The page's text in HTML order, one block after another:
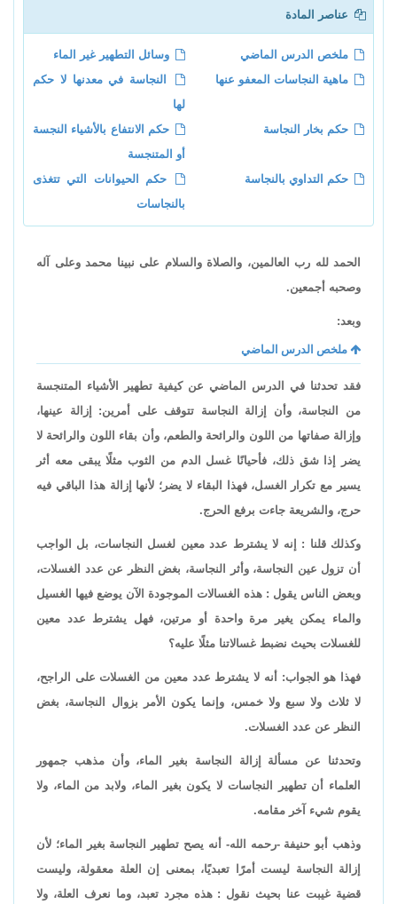
عناصر المادة
ملخص الدرس الماضي
وسائل التطهير غير الماء
ماهية النجاسات المعفو عنها
النجاسة في معدنها لا حكم
لها
حكم بخار النجاسة
حكم الانتفاع بالأشياء النجسة
أو المتنجسة
حكم التداوي بالنجاسة
حكم الحيوانات التي تتغذى
بالنجاسات
الحمد لله رب العالمين، والصلاة والسلام على نبينا محمد وعلى آله
وصحبه أجمعين.
وبعد:
ملخص الدرس الماضي
فقد تحدثنا في الدرس الماضي عن كيفية تطهير الأشياء المتنجسة
من النجاسة، وأن إزالة النجاسة تتوقف على أمرين: إزالة عينها،
وإزالة صفاتها من اللون والرائحة والطعم، وأن بقاء اللون والرائحة لا
يضر إذا شق ذلك، فأحيانًا غسل الدم من الثوب مثلًا يبقى معه أثر
يسير مع تكرار الغسل، فهذا البقاء لا يضر؛ لأنها إزالة هذا الباقي فيه
حرج، والشريعة جاءت برفع الحرج.
وكذلك قلنا : إنه لا يشترط عدد معين لغسل النجاسات، بل الواجب
أن تزول عين النجاسة، وأثر النجاسة، بغض النظر عن عدد الغسلات،
وبعض الناس يقول : هذه الغسالات الموجودة الآن يوضع فيها الغسيل
والماء يمكن يغير مرة واحدة أو مرتين، فهل يشترط عدد معين
للغسلات بحيث نضبط غسالاتنا مثلًا عليه؟
فهذا هو الجواب: أنه لا يشترط عدد معين من الغسلات على الراجح،
لا ثلاث ولا سبع ولا خمس، وإنما يكون الأمر بزوال النجاسة، بغض
النظر عن عدد الغسلات.
وتحدثنا عن مسألة إزالة النجاسة بغير الماء، وأن مذهب جمهور
العلماء أن تطهير النجاسات لا يكون بغير الماء، ولابد من الماء، ولا
يقوم شيء آخر مقامه.
وذهب أبو حنيفة -رحمه الله- أنه يصح تطهير النجاسة بغير الماء؛ لأن
إزالة النجاسة ليست أمرًا تعبديًا، بمعنى إن العلة معقولة، وليست
قضية غيبت عنا بحيث نقول : هذه مجرد تعبد، وما نعرف العلة، ولا